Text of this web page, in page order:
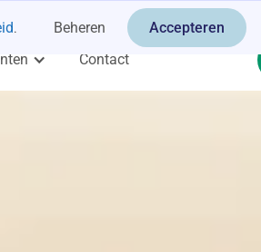
. Beheren Accepteren
Contact